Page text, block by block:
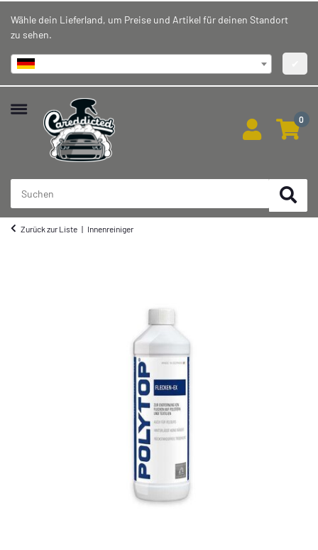
Wähle dein Lieferland, um Preise und Artikel für deinen Standort
zu sehen.
0
Zurück zur Liste Innenreiniger